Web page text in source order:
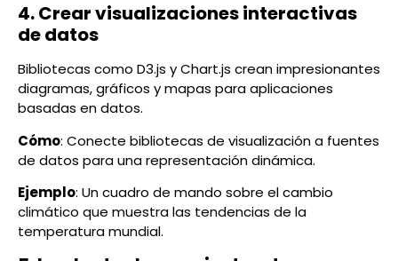
4. Crear visualizaciones interactivas
de datos
Bibliotecas como D3.js y Chart.js crean impresionantes
diagramas, gráficos y mapas para aplicaciones
basadas en datos.
Cómo: Conecte bibliotecas de visualización a fuentes
de datos para una representación dinámica.
Ejemplo: Un cuadro de mando sobre el cambio
climático que muestra las tendencias de la
temperatura mundial.